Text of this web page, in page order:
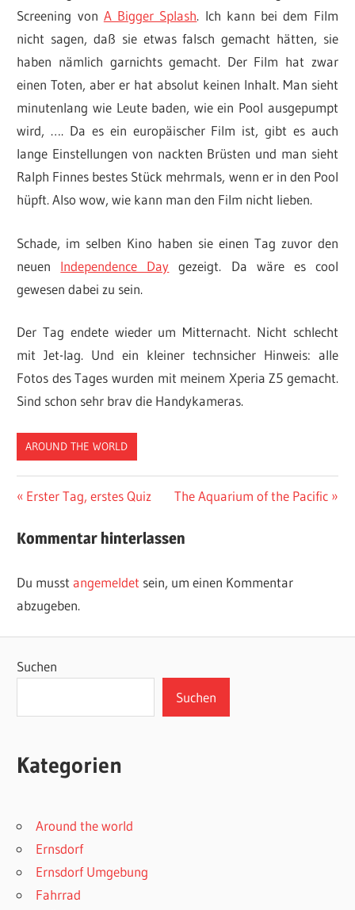
Screening von A Bigger Splash. Ich kann bei dem Film
nicht sagen, daß sie etwas falsch gemacht hätten, sie
haben nämlich garnichts gemacht. Der Film hat zwar
einen Toten, aber er hat absolut keinen Inhalt. Man sieht
minutenlang wie Leute baden, wie ein Pool ausgepumpt
wird, …. Da es ein europäischer Film ist, gibt es auch
lange Einstellungen von nackten Brüsten und man sieht
Ralph Finnes bestes Stück mehrmals, wenn er in den Pool
hüpft. Also wow, wie kann man den Film nicht lieben.
Schade, im selben Kino haben sie einen Tag zuvor den
neuen Independence Day gezeigt. Da wäre es cool
gewesen dabei zu sein.
Der Tag endete wieder um Mitternacht. Nicht schlecht
mit Jet-lag. Und ein kleiner technsicher Hinweis: alle
Fotos des Tages wurden mit meinem Xperia Z5 gemacht.
Sind schon sehr brav die Handykameras.
AROUND THE WORLD
Beitragsnavigation
Vorheriger
Erster Tag, erstes Quiz
Nächster
The Aquarium of the Pacific
Kommentar hinterlassen
Du musstangemeldet sein, um einen Kommentar
abzugeben.
Suchen
Suchen
Kategorien
Around the world
Ernsdorf
Ernsdorf Umgebung
Fahrrad